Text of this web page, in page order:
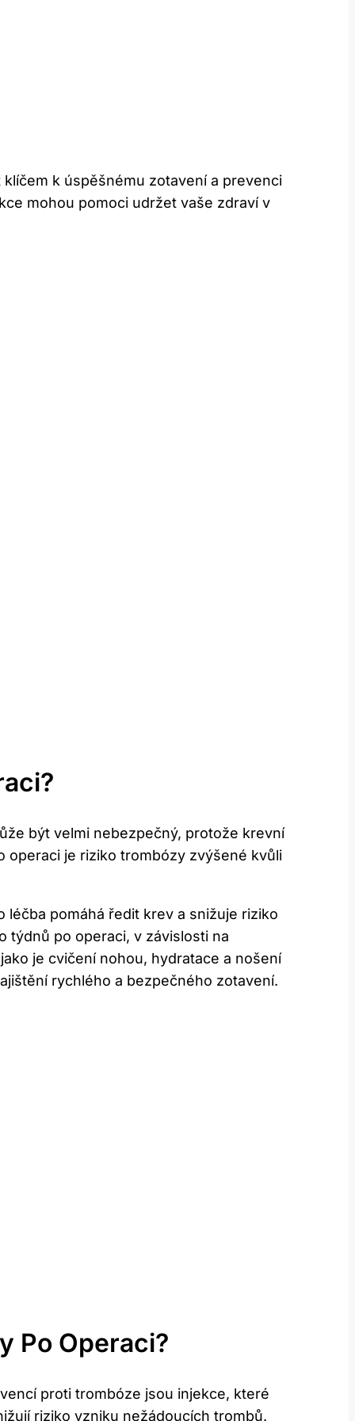
k úspěšnému zotavení a prevenci
mohou pomoci udržet vaše zdraví v
být velmi nebezpečný, protože krevní
operaci je riziko trombózy zvýšené kvůli
pomáhá ředit krev a snižuje riziko
týdnů po operaci, v závislosti na
je cvičení nohou, hydratace a nošení
rychlého a bezpečného zotavení.
Po Operaci?
proti trombóze jsou injekce, které
riziko vzniku nežádoucích trombů.